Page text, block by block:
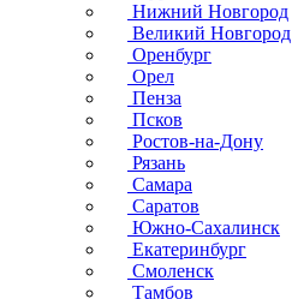
Нижний Новгород
Великий Новгород
Оренбург
Орел
Пенза
Псков
Ростов-на-Дону
Рязань
Самара
Саратов
Южно-Сахалинск
Екатеринбург
Смоленск
Тамбов